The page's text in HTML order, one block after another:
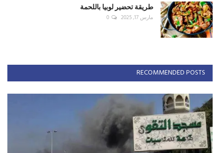
طريقة تحضير لوبيا باللحمة
مارس 17, 2025 0
RECOMMENDED POSTS